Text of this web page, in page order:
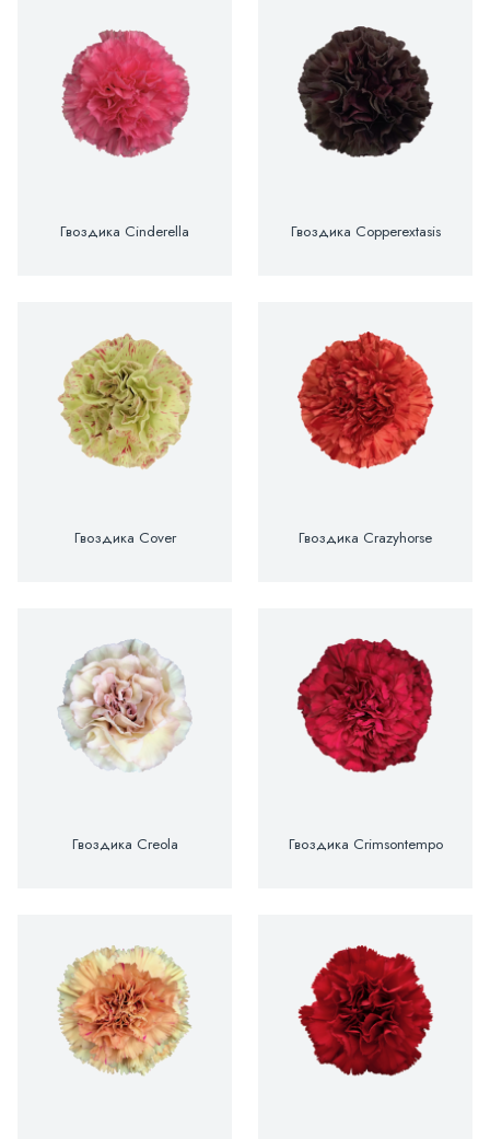
Гвоздика Cinderella Гвоздика Copperextasis
Гвоздика Cover Гвоздика Crazyhorse
Гвоздика Creola Гвоздика Crimsontempo